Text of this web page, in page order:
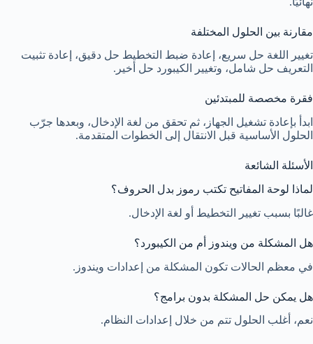
مقارنة بين الحلول المختلفة
تغيير اللغة حل سريع، إعادة ضبط التخطيط حل دقيق، إعادة تثبيت
التعريف حل شامل، وتغيير الكيبورد حل أخير.
فقرة مخصصة للمبتدئين
ابدأ بإعادة تشغيل الجهاز، ثم تحقق من لغة الإدخال، وبعدها جرّب
الحلول الأساسية قبل الانتقال إلى الخطوات المتقدمة.
الأسئلة الشائعة
لماذا لوحة المفاتيح تكتب رموز بدل الحروف؟
غالبًا بسبب تغيير التخطيط أو لغة الإدخال.
هل المشكلة من ويندوز أم من الكيبورد؟
في معظم الحالات تكون المشكلة من إعدادات ويندوز.
هل يمكن حل المشكلة بدون برامج؟
نعم، أغلب الحلول تتم من خلال إعدادات النظام.